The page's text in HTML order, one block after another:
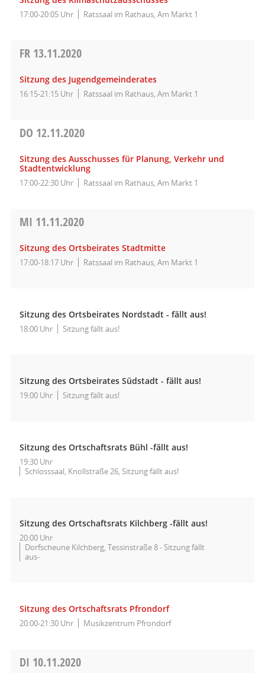
17:00-20:05 Uhr Ratssaal im Rathaus, Am Markt 1
FR 13.11.2020
Sitzung des Jugendgemeinderates
16:15-21:15 Uhr Ratssaal im Rathaus, Am Markt 1
DO 12.11.2020
Sitzung des Ausschusses für Planung, Verkehr und
Stadtentwicklung
17:00-22:30 Uhr Ratssaal im Rathaus, Am Markt 1
MI 11.11.2020
Sitzung des Ortsbeirates Stadtmitte
17:00-18:17 Uhr Ratssaal im Rathaus, Am Markt 1
Sitzung des Ortsbeirates Nordstadt - fällt aus!
18:00 Uhr Sitzung fällt aus!
Sitzung des Ortsbeirates Südstadt - fällt aus!
19:00 Uhr Sitzung fällt aus!
Sitzung des Ortschaftsrats Bühl -fällt aus!
19:30 Uhr
Schlosssaal, Knollstraße 26, Sitzung fällt aus!
Sitzung des Ortschaftsrats Kilchberg -fällt aus!
20:00 Uhr
Dorfscheune Kilchberg, Tessinstraße 8 - Sitzung fällt
aus-
Sitzung des Ortschaftsrats Pfrondorf
20:00-21:30 Uhr Musikzentrum Pfrondorf
DI 10.11.2020